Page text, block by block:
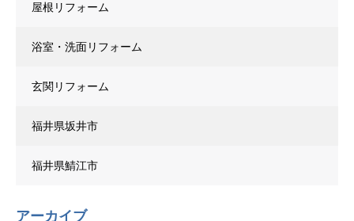
屋根リフォーム
浴室・洗面リフォーム
玄関リフォーム
福井県坂井市
福井県鯖江市
アーカイブ